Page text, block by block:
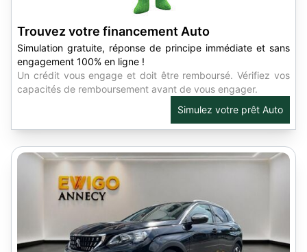
Trouvez votre financement Auto
Simulation gratuite, réponse de principe immédiate et sans
engagement 100% en ligne !
Un crédit vous engage et doit être remboursé. Vérifiez vos
capacités de remboursement avant de vous engager.
Simulez votre prêt Auto